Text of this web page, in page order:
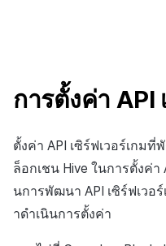
การตั้งค่า API
ตั้งค่า API เซิร์ฟเวอร์เกม
ล็อกเชน Hive ในการตั้งค่า
นการพัฒนา API เซิร์ฟเว
าดำเนินการตั้งค่า